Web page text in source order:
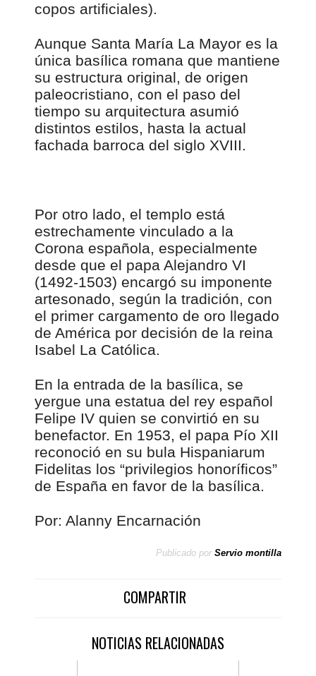
copos artificiales).
Aunque Santa María La Mayor es la
única basílica romana que mantiene
su estructura original, de origen
paleocristiano, con el paso del
tiempo su arquitectura asumió
distintos estilos, hasta la actual
fachada barroca del siglo XVIII.
Por otro lado, el templo está
estrechamente vinculado a la
Corona española, especialmente
desde que el papa Alejandro VI
(1492-1503) encargó su imponente
artesonado, según la tradición, con
el primer cargamento de oro llegado
de América por decisión de la reina
Isabel La Católica.
En la entrada de la basílica, se
yergue una estatua del rey español
Felipe IV quien se convirtió en su
benefactor. En 1953, el papa Pío XII
reconoció en su bula Hispaniarum
Fidelitas los “privilegios honoríficos”
de España en favor de la basílica.
Por: Alanny Encarnación
Publicado por Servio montilla
COMPARTIR
NOTICIAS RELACIONADAS